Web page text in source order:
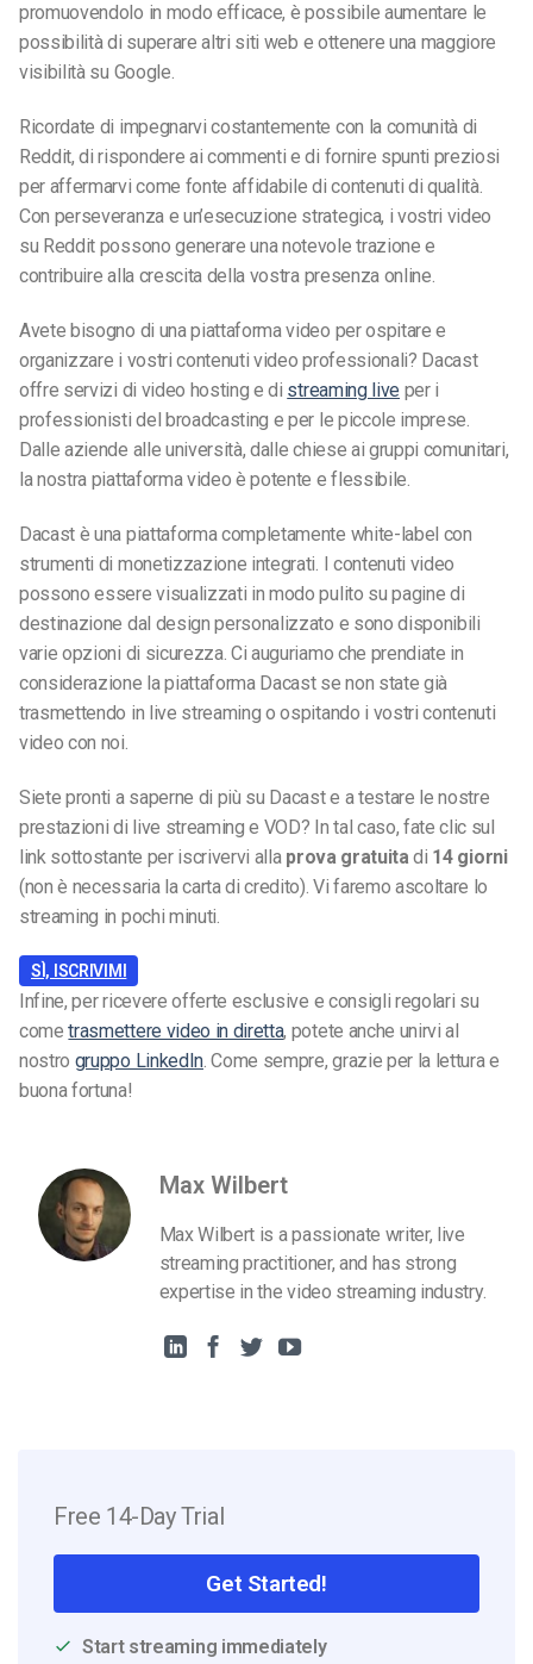
promuovendolo in modo efficace, è possibile aumentare le
possibilità di superare altri siti web e ottenere una maggiore
visibilità su Google.
Ricordate di impegnarvi costantemente con la comunità di
Reddit, di rispondere ai commenti e di fornire spunti preziosi
per affermarvi come fonte affidabile di contenuti di qualità.
Con perseveranza e un’esecuzione strategica, i vostri video
su Reddit possono generare una notevole trazione e
contribuire alla crescita della vostra presenza online.
Avete bisogno di una piattaforma video per ospitare e
organizzare i vostri contenuti video professionali? Dacast
offre servizi di video hosting e di streaming live per i
professionisti del broadcasting e per le piccole imprese.
Dalle aziende alle università, dalle chiese ai gruppi comunitari,
la nostra piattaforma video è potente e flessibile.
Dacast è una piattaforma completamente white-label con
strumenti di monetizzazione integrati. I contenuti video
possono essere visualizzati in modo pulito su pagine di
destinazione dal design personalizzato e sono disponibili
varie opzioni di sicurezza. Ci auguriamo che prendiate in
considerazione la piattaforma Dacast se non state già
trasmettendo in live streaming o ospitando i vostri contenuti
video con noi.
Siete pronti a saperne di più su Dacast e a testare le nostre
prestazioni di live streaming e VOD? In tal caso, fate clic sul
link sottostante per iscrivervi alla prova gratuita di 14 giorni
(non è necessaria la carta di credito). Vi faremo ascoltare lo
streaming in pochi minuti.
SÌ, ISCRIVIMI
Infine, per ricevere offerte esclusive e consigli regolari su
cometrasmettere video in diretta, potete anche unirvi al
nostro gruppo LinkedIn. Come sempre, grazie per la lettura e
buona fortuna!
Max Wilbert
Max Wilbert is a passionate writer, live
streaming practitioner, and has strong
expertise in the video streaming industry.
Free 14-Day Trial
Get Started!
Start streaming immediately